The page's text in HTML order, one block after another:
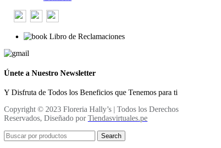
Libro de Reclamaciones
Únete a Nuestro Newsletter
Y Disfruta de Todos los Beneficios que Tenemos para ti
Copyright © 2023 Floreria Hally’s | Todos los Derechos
Reservados, Diseñado porTiendasvirtuales.pe
Search